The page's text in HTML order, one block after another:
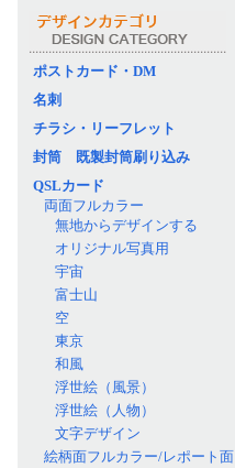
ポストカード・DM
名刺
チラシ・リーフレット
封筒 既製封筒刷り込み
QSLカード
両面フルカラー
無地からデザインする
オリジナル写真用
宇宙
富士山
空
東京
和風
浮世絵（風景）
浮世絵（人物）
文字デザイン
絵柄面フルカラー/レポート面